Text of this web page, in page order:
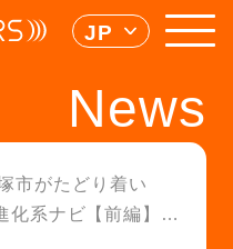
JP
News
市がたどり着い
系ナビ【前編】